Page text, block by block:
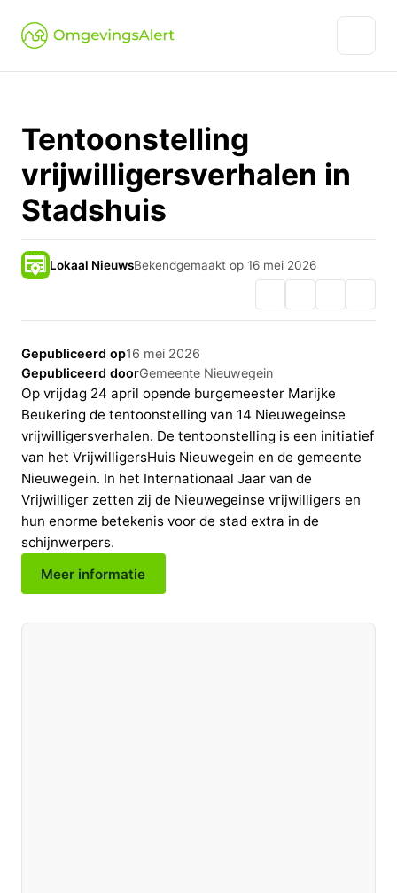
Tentoonstelling
vrijwilligersverhalen in
Stadshuis
Lokaal NieuwsBekendgemaakt op 16 mei 2026
Gepubliceerd op16 mei 2026
Gepubliceerd doorGemeente Nieuwegein
Op vrijdag 24 april opende burgemeester Marijke
Beukering de tentoonstelling van 14 Nieuwegeinse
vrijwilligersverhalen. De tentoonstelling is een initiatief
van het VrijwilligersHuis Nieuwegein en de gemeente
Nieuwegein. In het Internationaal Jaar van de
Vrijwilliger zetten zij de Nieuwegeinse vrijwilligers en
hun enorme betekenis voor de stad extra in de
schijnwerpers.
Meer informatie